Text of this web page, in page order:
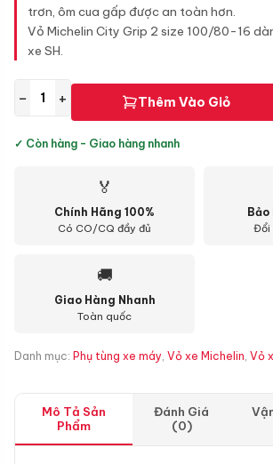
trơn, ôm cua gấp được an toàn hơn.
Vỏ Michelin City Grip 2 size 100/80-16
xe SH.
− + Thêm Vào Giỏ
✓ Còn hàng - Giao hàng nhanh
🏅
Chính Hãng 100%
Có CO/CQ đầy đủ
Bảo
Đổi
🚚
Giao Hàng Nhanh
Toàn quốc
Danh mục: Phụ tùng xe máy, Vỏ xe Michelin, Vỏ
Mô Tả Sản
Phẩm
Đánh Giá
(0)